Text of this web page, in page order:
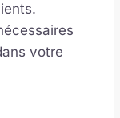
votre